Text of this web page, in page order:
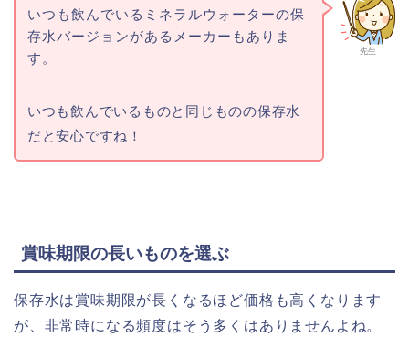
先生
いつも飲んでいるミネラルウォーターの保
存水バージョンがあるメーカーもありま
す。
いつも飲んでいるものと同じものの保存水
だと安心ですね！
賞味期限の長いものを選ぶ
保存水は賞味期限が長くなるほど価格も高くなります
が、非常時になる頻度はそう多くはありませんよね。